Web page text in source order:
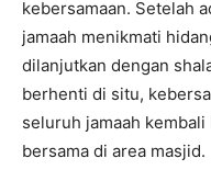
kebersamaan. Setelah
jamaah menikmati
dilanjutkan dengan
berhenti di situ,
seluruh jamaah
bersama di area masjid.